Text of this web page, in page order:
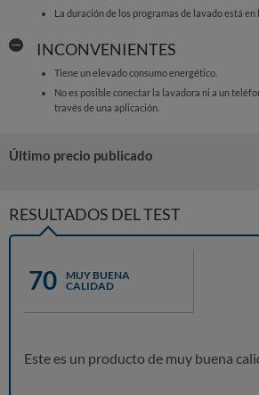
La duración de los programas de lavado está en
INCONVENIENTES
Tiene un elevado consumo energético.
No es posible conectar la lavadora ni a un
través de una aplicación.
Último precio publicado
RESULTADOS DEL TEST
70
MUY BUENA
CALIDAD
Este es un producto de muy buena